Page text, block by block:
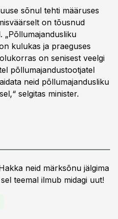
sõnul tehti määruses
on tõusnud
„Põllumajandusliku
kulukas ja praeguses
on senisest veelgi
põllumajandustootjatel
neid põllumajandusliku
selgitas minister.
neid märksõnu jälgima
teemal ilmub midagi uut!